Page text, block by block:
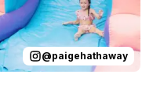
@paigehathaway